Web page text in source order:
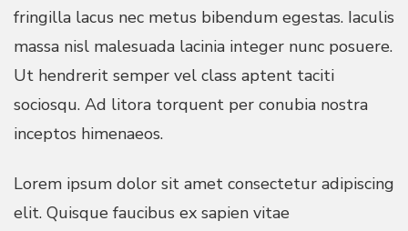
fringilla lacus nec metus bibendum egestas. Iaculis
massa nisl malesuada lacinia integer nunc posuere.
Ut hendrerit semper vel class aptent taciti
sociosqu. Ad litora torquent per conubia nostra
inceptos himenaeos.
Lorem ipsum dolor sit amet consectetur adipiscing
elit. Quisque faucibus ex sapien vitae